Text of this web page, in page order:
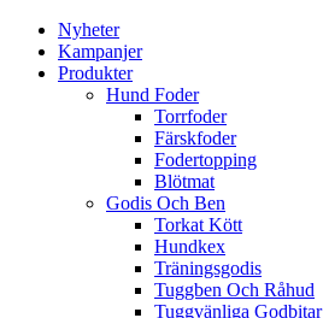
Nyheter
Kampanjer
Produkter
Hund Foder
Torrfoder
Färskfoder
Fodertopping
Blötmat
Godis Och Ben
Torkat Kött
Hundkex
Träningsgodis
Tuggben Och Råhud
Tuggvänliga Godbitar